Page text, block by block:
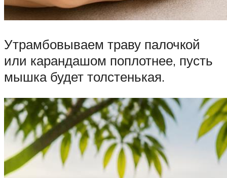
Утрамбовываем траву палочкой
или карандашом поплотнее, пусть
мышка будет толстенькая.